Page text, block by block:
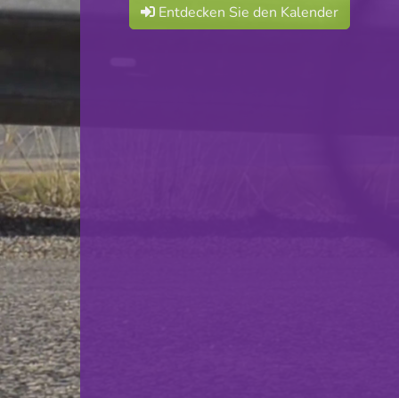
Entdecken Sie den Kalender